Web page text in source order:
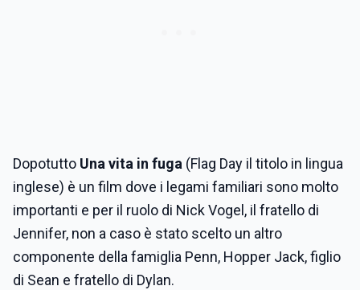
Dopotutto Una vita in fuga (Flag Day il titolo in lingua
inglese) è un film dove i legami familiari sono molto
importanti e per il ruolo di Nick Vogel, il fratello di
Jennifer, non a caso è stato scelto un altro
componente della famiglia Penn, Hopper Jack, figlio
di Sean e fratello di Dylan.